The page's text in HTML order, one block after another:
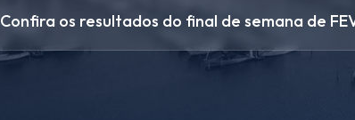
Confira os resultados do final de semana de